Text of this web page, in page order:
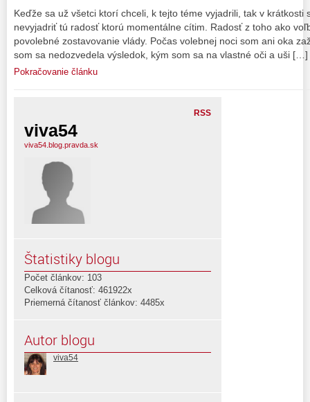
Keďže sa už všetci ktorí chceli, k tejto téme vyjadrili, tak v krátkosti
nevyjadriť tú radosť ktorú momentálne cítim. Radosť z toho ako
povolebné zostavovanie vlády. Počas volebnej noci som ani oka
som sa nedozvedela výsledok, kým som sa na vlastné oči a uši […]
Pokračovanie článku
RSS
viva54
viva54.blog.pravda.sk
Štatistiky blogu
Počet článkov: 103
Celková čítanosť: 461922x
Priemerná čítanosť článkov: 4485x
Autor blogu
viva54